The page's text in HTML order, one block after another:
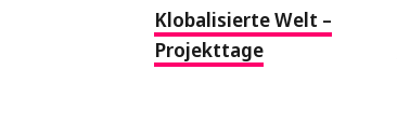
Klobalisierte Welt –
Projekttage